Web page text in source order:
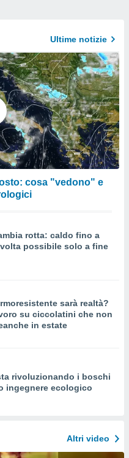
Ultime notizie
cosa "vedono" e
rotta: caldo fino a
possibile solo a fine
sarà realtà?
su ciccolatini che non
in estate
rivoluzionando i boschi
ingegnere ecologico
Altri video